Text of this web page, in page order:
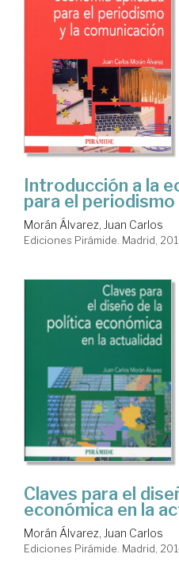
Introducción a la
para el
Morán Álvarez, Juan Carlos
Ediciones Pirámide. Madrid,
Claves para el
económica en la
Morán Álvarez, Juan Carlos
Ediciones Pirámide. Madrid,